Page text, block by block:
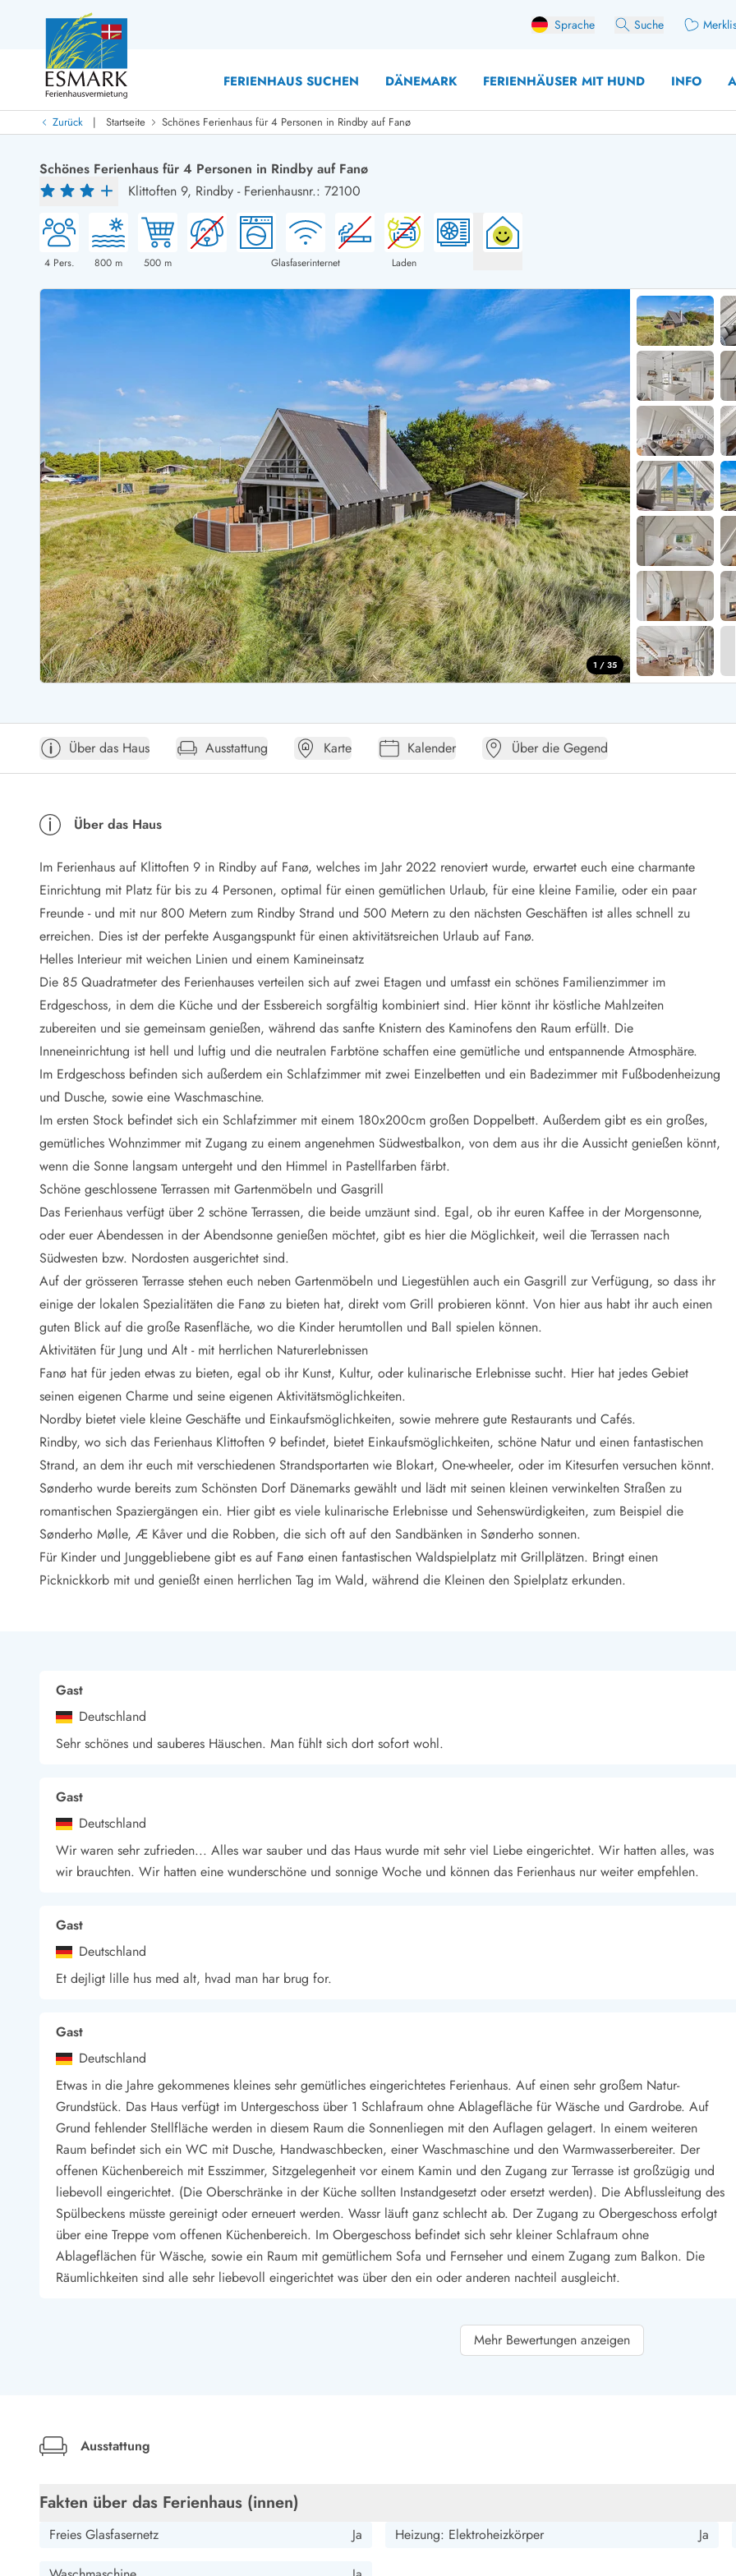
Sprache Suche
FERIENHAUS SUCHEN DÄNEMARK FERIENHÄUSER MIT HUND INFO
Last Minute
Last Minute
Neu bei uns!
Neue Ferienhäuser bei ESMARK Ferienhäuser mit PoolFerienhäuser mit Hund
Neurenovierte Ferienhäuser
Ferienhäuser mit Endreinigung inklusive
Ferienhäuser dicht am Strand
Ferienhäuser neu gebaut
Ferienhäuser mit Freitagswechsel
Ferienhäuser für Angler
Ferienhäuser mit Sonntagswechsel
Ferienhäuser mit Aktivitätsraum
Ferienhäuser mit Ladestation (E-Auto)
Ferienhäuser mit Kindern
Luxus Ferienhäuser
Ferienhäuser mit Nebensaionrabatt
Ferienhaus für 2 Personen
Ferienhaus für 4 Personen
Ferienhaus für 6 Personen
Ferienhaus für 8 Personen
Ferienhäuser im
Ferienhäuser im
Ferienhäuser im
Ferienhäuser
Ferienhäuser
Ferienhäuser
Ferienhäuser BjerregardFerienhäuser BlavandFerienhäuser Hvide Sande
Ferienhäuser Sondervig
Ferienhäuser Argab
Ferienhäuser in Arrild
Ferienhäuser Bjerregard
Ferienhäuser Blavand
Ferienhäuser Bork Havn
Ferienhäuser Fjand
Ferienhäuser Fanö
Ferienhäuser Graerup Strand
Ferienhäuser Haurvig
Ferienhäuser Henne Strand
Ferienhäuser Ho
Ferienhäuser Houstrup
Ferienhäuser Houvig
Ferienhäuser auf Holmsland Klit
Ferienhäuser in Holmsland
Ferienhäuser Hvide Sande
Ferienhäuser Jegum
Ferienhäuser Klegod
Ferienhäuser Lodbjerg Hede
Ferienhäuser Nr. Lyngvig
Ferienhäuser in
Ferienhäuser
Ferienhäuser
Ferienhäuser
Ferienhäuser
Ferienhäuser in
Ferienhäuser
Ferienhäuser
Ferienhäuser
Öffnungszeiten
Anreise
Ferienhaus ABC
Häufige Fragen zur Buchung
Verleihservice
Reisescheckliste
Endreinigung
Gutschein
Frühbucher
Mietbedingungen
Reiseführer Dänemark
Tipps für Urlaub in Dänemark
Wetter in Dänemark
Saisonzeiten
Badesicherheit im Meer
Naturschutz
Webcam Dänemark
Ferienhauskatalog
Fotowettbewerb
Vorteile bei uns
Reisecurity
Esmark KidsVIP
Esmark VIP - Partnervorteile und Rabatte
Preisgarantie
Keine Kaution
Gästebewertungen
Gratis WLAN
We love people
Esmark VIP Partnervorteile
Esmark KidsVIP
LEGOLAND® Rabatt
Urlaub mit Kindern
Urlaub mit Hund
Urlaub am Strand
Urlaub in der Natur
Finde Bernstein am Strand
Bowling in Dänemark
Minigolf spielen in Dänemark
Schwimmhallen und Badeländer
Fahrradfahren in Dänemark
Reiten in Dänemark
Surfen in Dänemark
Wandern in Dänemark
Wasserski in Dänemark
Kultur in Dänemark
Historische Museen
Sehenswürdigkeiten
Kunstmuseen
Einkaufen und Shopping
Weihnachten in Dänemark
Wikinger in Dänemark
Esmark BjerregardEsmark SondervigEsmark HoustrupEsmark FanöEsmark BlavandEsmark VejersEsmark HenneEsmark RömöEsmark
Kontakt & Öffnungszeiten
Qualität seit 1965
Zurück | Startseite Schönes Ferienhaus für 4 Personen in Rindby auf Fanø
Schönes Ferienhaus für 4 Personen in Rindby auf Fanø
Klittoften 9, Rindby - Ferienhausnr.: 72100
4Pers. 800 m 500 m Glasfaserinternet Laden
1 / 35
Über das Haus Ausstattung Karte Kalender Über die Gegend
Über das Haus
Im Ferienhaus auf Klittoften 9 in Rindby auf Fanø, welches im Jahr 2022 renoviert wurde, erwartet euch eine charmante
Einrichtung mit Platz für bis zu 4 Personen, optimal für einen gemütlichen Urlaub, für eine kleine Familie, oder ein paar
Freunde - und mit nur 800 Metern zum Rindby Strand und 500 Metern zu den nächsten Geschäften ist alles schnell zu
erreichen. Dies ist der perfekte Ausgangspunkt für einen aktivitätsreichen Urlaub auf Fanø.
Helles Interieur mit weichen Linien und einem Kamineinsatz
Die 85 Quadratmeter des Ferienhauses verteilen sich auf zwei Etagen und umfasst ein schönes Familienzimmer im
Erdgeschoss, in dem die Küche und der Essbereich sorgfältig kombiniert sind. Hier könnt ihr köstliche Mahlzeiten
zubereiten und sie gemeinsam genießen, während das sanfte Knistern des Kaminofens den Raum erfüllt. Die
Inneneinrichtung ist hell und luftig und die neutralen Farbtöne schaffen eine gemütliche und entspannende Atmosphäre.
Im Erdgeschoss befinden sich außerdem ein Schlafzimmer mit zwei Einzelbetten und ein Badezimmer mit Fußbodenheizung
und Dusche, sowie eine Waschmaschine.
Im ersten Stock befindet sich ein Schlafzimmer mit einem 180x200cm großen Doppelbett. Außerdem gibt es ein großes,
gemütliches Wohnzimmer mit Zugang zu einem angenehmen Südwestbalkon, von dem aus ihr die Aussicht genießen könnt,
wenn die Sonne langsam untergeht und den Himmel in Pastellfarben färbt.
Schöne geschlossene Terrassen mit Gartenmöbeln und Gasgrill
Das Ferienhaus verfügt über 2 schöne Terrassen, die beide umzäunt sind. Egal, ob ihr euren Kaffee in der Morgensonne,
oder euer Abendessen in der Abendsonne genießen möchtet, gibt es hier die Möglichkeit, weil die Terrassen nach
Südwesten bzw. Nordosten ausgerichtet sind.
Auf der grösseren Terrasse stehen euch neben Gartenmöbeln und Liegestühlen auch ein Gasgrill zur Verfügung, so dass ihr
einige der lokalen Spezialitäten die Fanø zu bieten hat, direkt vom Grill probieren könnt. Von hier aus habt ihr auch einen
guten Blick auf die große Rasenfläche, wo die Kinder herumtollen und Ball spielen können.
Aktivitäten für Jung und Alt - mit herrlichen Naturerlebnissen
Fanø hat für jeden etwas zu bieten, egal ob ihr Kunst, Kultur, oder kulinarische Erlebnisse sucht. Hier hat jedes Gebiet
seinen eigenen Charme und seine eigenen Aktivitätsmöglichkeiten.
Nordby bietet viele kleine Geschäfte und Einkaufsmöglichkeiten, sowie mehrere gute Restaurants und Cafés.
Rindby, wo sich das Ferienhaus Klittoften 9 befindet, bietet Einkaufsmöglichkeiten, schöne Natur und einen fantastischen
Strand, an dem ihr euch mit verschiedenen Strandsportarten wie Blokart, One-wheeler, oder im Kitesurfen versuchen könnt.
Sønderho wurde bereits zum Schönsten Dorf Dänemarks gewählt und lädt mit seinen kleinen verwinkelten Straßen zu
romantischen Spaziergängen ein. Hier gibt es viele kulinarische Erlebnisse und Sehenswürdigkeiten, zum Beispiel die
Sønderho Mølle, Æ Kåver und die Robben, die sich oft auf den Sandbänken in Sønderho sonnen.
Für Kinder und Junggebliebene gibt es auf Fanø einen fantastischen Waldspielplatz mit Grillplätzen. Bringt einen
Picknickkorb mit und genießt einen herrlichen Tag im Wald, während die Kleinen den Spielplatz erkunden.
Gast
Deutschland
Sehr schönes und sauberes Häuschen. Man fühlt sich dort sofort wohl.
Gast
Deutschland
Wir waren sehr zufrieden... Alles war sauber und das Haus wurde mit sehr viel Liebe eingerichtet. Wir hatten alles, was
wir brauchten. Wir hatten eine wunderschöne und sonnige Woche und können das Ferienhaus nur weiter empfehlen.
Gast
Deutschland
Et dejligt lille hus med alt, hvad man har brug for.
Gast
Deutschland
Etwas in die Jahre gekommenes kleines sehr gemütliches eingerichtetes Ferienhaus. Auf einen sehr großem Natur-
Grundstück. Das Haus verfügt im Untergeschoss über 1 Schlafraum ohne Ablagefläche für Wäsche und Gardrobe. Auf
Grund fehlender Stellfläche werden in diesem Raum die Sonnenliegen mit den Auflagen gelagert. In einem weiteren
Raum befindet sich ein WC mit Dusche, Handwaschbecken, einer Waschmaschine und den Warmwasserbereiter. Der
offenen Küchenbereich mit Esszimmer, Sitzgelegenheit vor einem Kamin und den Zugang zur Terrasse ist großzügig und
liebevoll eingerichtet. (Die Oberschränke in der Küche sollten Instandgesetzt oder ersetzt werden). Die Abflussleitung des
Spülbeckens müsste gereinigt oder erneuert werden. Wassr läuft ganz schlecht ab. Der Zugang zu Obergeschoss erfolgt
über eine Treppe vom offenen Küchenbereich. Im Obergeschoss befindet sich sehr kleiner Schlafraum ohne
Ablageflächen für Wäsche, sowie ein Raum mit gemütlichem Sofa und Fernseher und einem Zugang zum Balkon. Die
Räumlichkeiten sind alle sehr liebevoll eingerichtet was über den ein oder anderen nachteil ausgleicht.
vergessen! Erstaunlich gut ausgestattet auch für Kinder, mit flexibel nutzbaren Spielen, einem Bügeleisen (Bügelperlen)
Mehr Bewertungen anzeigen
Ausstattung
Fakten über das Ferienhaus (innen)
Freies Glasfasernetz Ja Heizung: Elektroheizkörper Ja